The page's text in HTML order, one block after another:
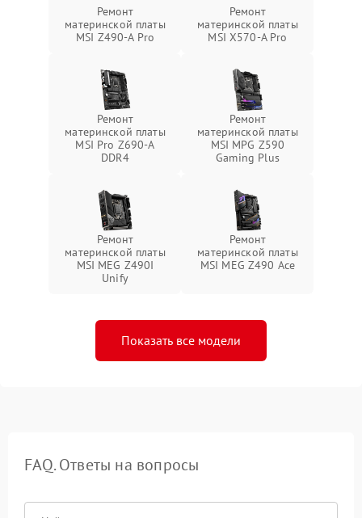
Ремонт
материнской платы
MSI Z490-A Pro
Ремонт
материнской платы
MSI X570-A Pro
Ремонт
материнской платы
MSI Pro Z690-A
DDR4
Ремонт
материнской платы
MSI MPG Z590
Gaming Plus
Ремонт
материнской платы
MSI MEG Z490I
Unify
Ремонт
материнской платы
MSI MEG Z490 Ace
Показать все модели
FAQ. Ответы на вопросы